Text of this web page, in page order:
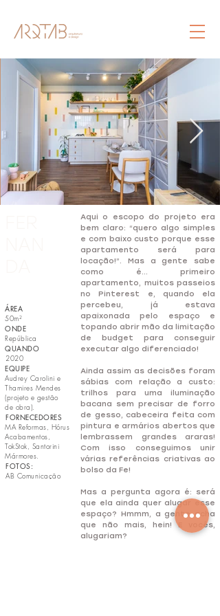
Aqui o escopo do projeto era
bem claro: “quero algo simples
e com baixo custo porque esse
apartamento será para
locação!”. Mas a gente sabe
como é… primeiro
apartamento, muitos passeios
no Pinterest e, quando ela
percebeu, já estava
apaixonada pelo espaço e
topando abrir mão da limitação
de budget para conseguir
executar algo diferenciado!
Ainda assim as decisões foram
sábias com relação a custo:
trilhos para uma iluminação
bacana sem precisar de forro
de gesso, cabeceira feita com
pintura e armários abertos que
lembrassem grandes araras!
Com isso conseguimos unir
várias referências criativas ao
bolso da Fe!
Mas a pergunta agora é: será
que ela ainda quer alugar esse
espaço? Hmmm, a gente acha
que não mais, hein! E vocês,
alugariam?
​ÁREA
50m²
ONDE
República
QUANDO
2020
EQUIPE
Audrey Carolini e
Thamires Mendes
(projeto e gestão
de obra).
FORNECEDORES
MA Reformas, Hórus
Acabamentos,
TokStok, Santorini
Mármores.
FOTOS:
AB Comunicação